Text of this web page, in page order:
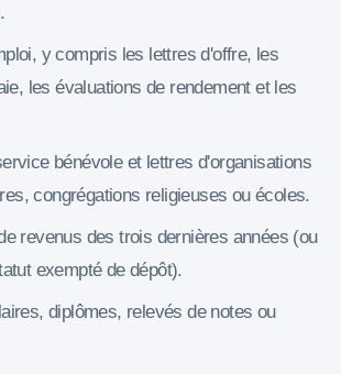
y compris les lettres d'offre, les
les évaluations de rendement et les
bénévole et lettres d'organisations
congrégations religieuses ou écoles.
revenus des trois dernières années (ou
exempté de dépôt).
diplômes, relevés de notes ou